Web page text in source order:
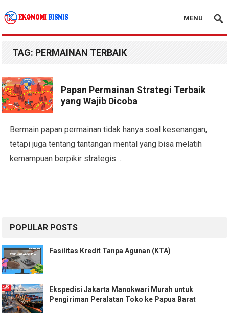
Kanal Ekonomi Bisnis
MENU
TAG: PERMAINAN TERBAIK
Papan Permainan Strategi Terbaik
yang Wajib Dicoba
Bermain papan permainan tidak hanya soal kesenangan,
tetapi juga tentang tantangan mental yang bisa melatih
kemampuan berpikir strategis….
POPULAR POSTS
Fasilitas Kredit Tanpa Agunan (KTA)
Ekspedisi Jakarta Manokwari Murah untuk
Pengiriman Peralatan Toko ke Papua Barat